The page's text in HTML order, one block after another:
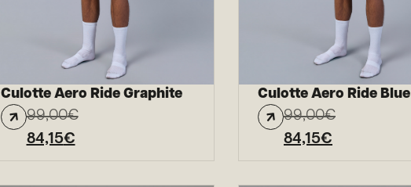
Culotte Aero Ride Graphite
99,00€
84,15€
Culotte Aero Ride Blue
99,00€
84,15€